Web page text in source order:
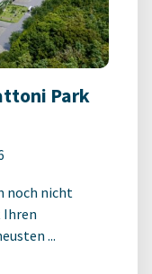
Park
noch nicht
...